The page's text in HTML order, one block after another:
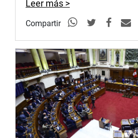
parlamentarios para que el titular
grupo de trabajo para que explique
su presupuesto.
OFICINA DE COMUNICACIONES E
INSTITUCIONAL
Leer más >
Compartir